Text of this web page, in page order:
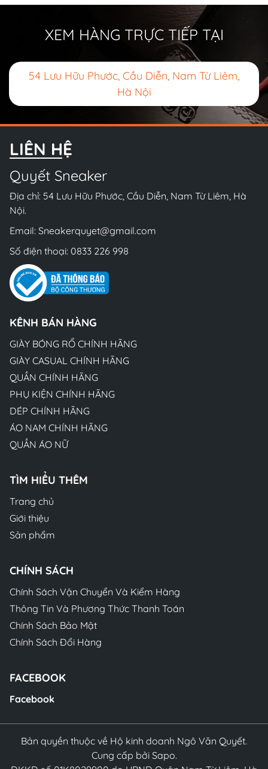
XEM HÀNG TRỰC TIẾP TẠI
54 Lưu Hữu Phước, Cầu Diễn, Nam Từ Liêm,
Hà Nội
LIÊN HỆ
Quyết Sneaker
Địa chỉ: 54 Lưu Hữu Phước, Cầu Diễn, Nam Từ Liêm, Hà
Nội.
Email: Sneakerquyet@gmail.com
Số điện thoại: 0833 226 998
KÊNH BÁN HÀNG
GIÀY BÓNG RỔ CHÍNH HÃNG
GIÀY CASUAL CHÍNH HÃNG
QUẦN CHÍNH HÃNG
PHỤ KIỆN CHÍNH HÃNG
DÉP CHÍNH HÃNG
ÁO NAM CHÍNH HÃNG
QUẦN ÁO NỮ
TÌM HIỂU THÊM
Trang chủ
Giới thiệu
Sản phẩm
CHÍNH SÁCH
Chính Sách Vận Chuyển Và Kiểm Hàng
Thông Tin Và Phương Thức Thanh Toán
Chính Sách Bảo Mật
Chính Sách Đổi Hàng
FACEBOOK
Facebook
Bản quyền thuộc về Hộ kinh doanh Ngô Văn Quyết.
Cung cấp bởi Sapo.